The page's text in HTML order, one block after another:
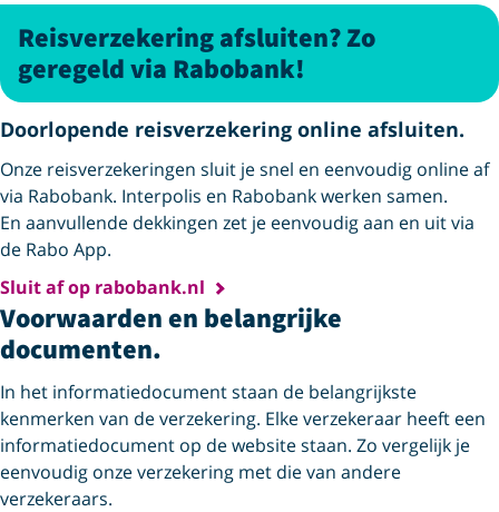
Reisverzekering afsluiten? Zo
geregeld via Rabobank!
Doorlopende reisverzekering online afsluiten.
Onze reisverzekeringen sluit je snel en eenvoudig online af
via Rabobank. Interpolis en Rabobank werken samen.
En aanvullende dekkingen zet je eenvoudig aan en uit via
de Rabo App.
Sluit af op rabobank.nl
Voorwaarden en belangrijke
documenten.
In het informatiedocument staan de belangrijkste
kenmerken van de verzekering. Elke verzekeraar heeft een
informatiedocument op de website staan. Zo vergelijk je
eenvoudig onze verzekering met die van andere
verzekeraars.